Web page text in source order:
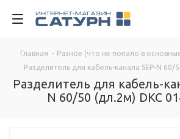
Главная - Разное (что не попало в
Разделитель для кабель-канала SEP-N 60/
Разделитель для кабель-
N 60/50 (дл.2м) DKC